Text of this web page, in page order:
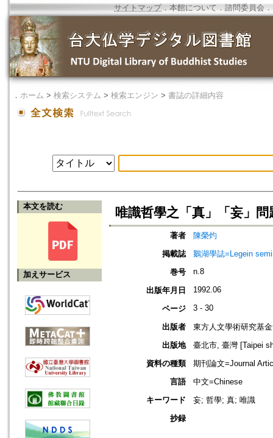
サイトマップ．本館について ． 諮問委員会 ．
． ホーム > 検索システム > 検索エンジン > 書誌の詳細内容
本文を読む
加えサービス
唯識哲學之「真」「妄」問
著者
陳榮灼
掲載誌
鵝湖學誌=Legein
巻号
n.8
出版年月日 1992.06
ページ 3 - 30
出版者
東方人文學術研究基
出版地
臺北市, 臺灣 [Taipei
資料の種類
期刊論文=Journal
言語
中文=Chinese
キーワード
妄; 哲學; 真; 唯識
抄録